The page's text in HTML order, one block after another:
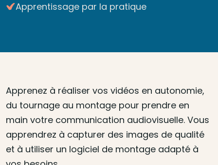
Apprentissage par la pratique
Apprenez à réaliser vos vidéos en autonomie,
du tournage au montage pour prendre en
main votre communication audiovisuelle. Vous
apprendrez à capturer des images de qualité
et à utiliser un logiciel de montage adapté à